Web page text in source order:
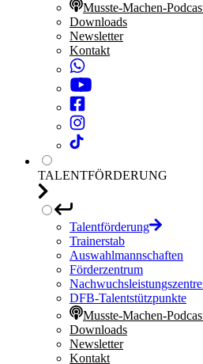
Musste-Machen-
Downloads
Newsletter
Kontakt
TALENTFÖRDERUNG
Talentförderung
Trainerstab
Auswahlmannschaften
Förderzentrum
DFB-Talentstützpunkte
Musste-Machen-
Downloads
Newsletter
Kontakt